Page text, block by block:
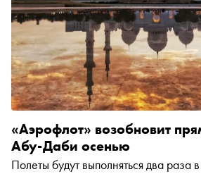
«Аэрофлот» возобновит
Абу-Даби осенью
Полеты будут выполняться два раза